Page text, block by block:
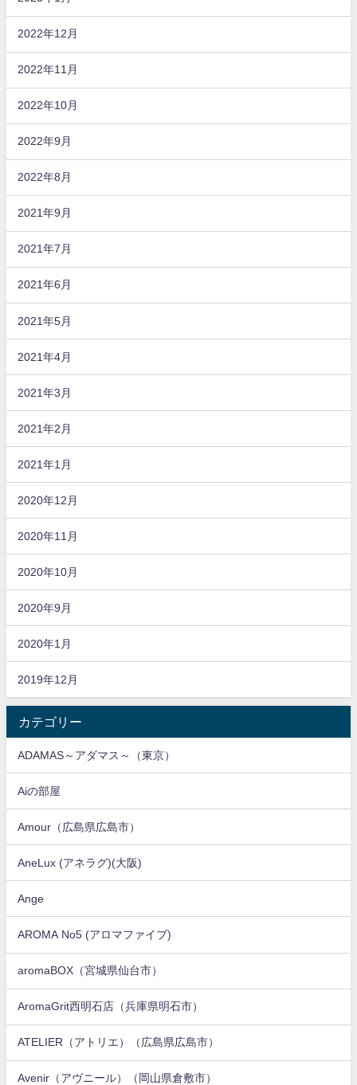
2022年12月
2022年11月
2022年10月
2022年9月
2022年8月
2021年9月
2021年7月
2021年6月
2021年5月
2021年4月
2021年3月
2021年2月
2021年1月
2020年12月
2020年11月
2020年10月
2020年9月
2020年1月
2019年12月
カテゴリー
ADAMAS～アダマス～（東京）
Aiの部屋
Amour（広島県広島市）
AneLux (アネラグ)(大阪)
Ange
AROMA No5 (アロマファイブ)
aromaBOX（宮城県仙台市）
AromaGrit西明石店（兵庫県明石市）
ATELIER（アトリエ）（広島県広島市）
Avenir（アヴニール）（岡山県倉敷市）